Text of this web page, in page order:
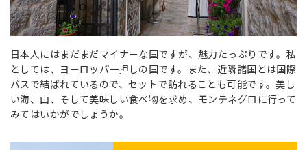
日本人にはまだまだマイナーな国ですが、魅力たっぷりです。私
としては、ヨーロッパ一押しの国です。また、近隣諸国とは国際
バスで結ばれているので、セットで訪れることも可能です。美し
い海、山、そして美味しい食べ物を求め、モンテネグロに行って
みてはいかがでしょうか。